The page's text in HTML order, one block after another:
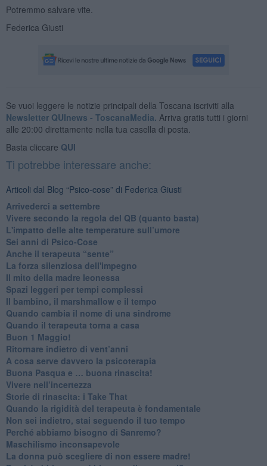
Potremmo salvare vite.
Federica Giusti
Se vuoi leggere le notizie principali della Toscana iscriviti alla
Newsletter QUInews - ToscanaMedia. Arriva gratis tutti i giorni
alle 20:00 direttamente nella tua casella di posta.
Basta cliccare QUI
Ti potrebbe interessare anche:
Articoli dal Blog “Psico-cose” di Federica Giusti
​Arrivederci a settembre
​Vivere secondo la regola del QB (quanto basta)
​L'impatto delle alte temperature sull’umore
Sei anni di Psico-Cose
​Anche il terapeuta “sente”
​La forza silenziosa dell'impegno
​Il mito della madre leonessa
Spazi leggeri per tempi complessi
Il bambino, il marshmallow e il tempo
​Quando cambia il nome di una sindrome
​Quando il terapeuta torna a casa
​Buon 1 Maggio!
Ritornare indietro di vent’anni
​A cosa serve davvero la psicoterapia
​Buona Pasqua e … buona rinascita!
​Vivere nell’incertezza
​Storie di rinascita: i Take That
​Quando la rigidità del terapeuta è fondamentale
​Non sei indietro, stai seguendo il tuo tempo
​Perché abbiamo bisogno di Sanremo?
​Maschilismo inconsapevole
​La donna può scegliere di non essere madre!